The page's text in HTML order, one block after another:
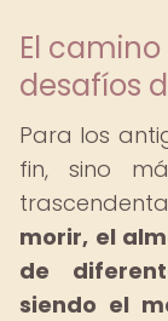
El
desafíos
Para los
fin, sino
morir, el
de
siendo el